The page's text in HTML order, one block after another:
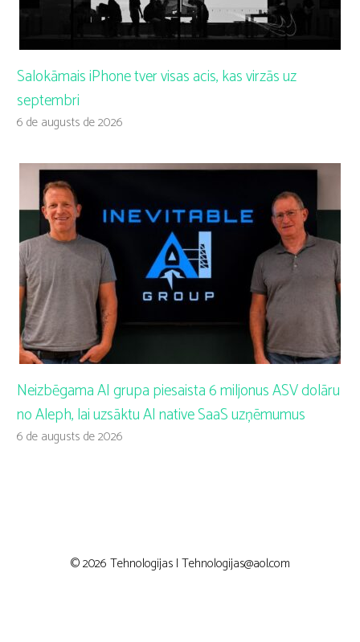
Salokāmais iPhone tver visas acis, kas virzās uz
septembri
6 de augusts de 2026
Neizbēgama AI grupa piesaista 6 miljonus ASV dolāru
no Aleph, lai uzsāktu AI native SaaS uzņēmumus
6 de augusts de 2026
© 2026 Tehnologijas | Tehnologijas@aol.com